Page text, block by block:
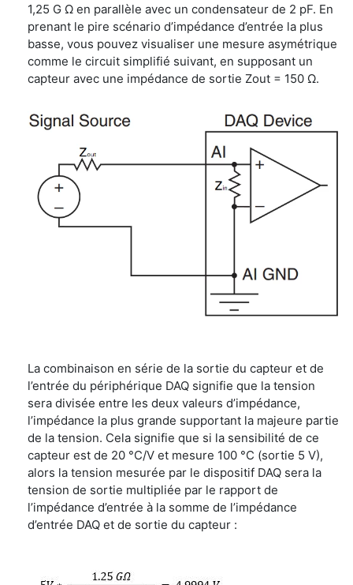
1,25 G Ω en parallèle avec un condensateur de 2 pF. En
prenant le pire scénario d’impédance d’entrée la plus
basse, vous pouvez visualiser une mesure asymétrique
comme le circuit simplifié suivant, en supposant un
capteur avec une impédance de sortie Zout = 150 Ω.
La combinaison en série de la sortie du capteur et de
l’entrée du périphérique DAQ signifie que la tension
sera divisée entre les deux valeurs d’impédance,
l’impédance la plus grande supportant la majeure partie
de la tension. Cela signifie que si la sensibilité de ce
capteur est de 20 °C/V et mesure 100 °C (sortie 5 V),
alors la tension mesurée par le dispositif DAQ sera la
tension de sortie multipliée par le rapport de
l’impédance d’entrée à la somme de l’impédance
d’entrée DAQ et de sortie du capteur :